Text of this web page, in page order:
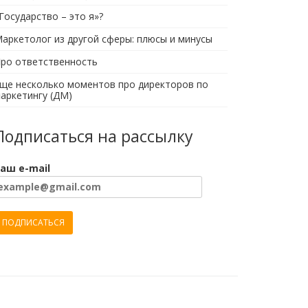
– это я»?
из другой сферы: плюсы и минусы
ответственность
несколько моментов про директоров по
(ДМ)
на рассылку
e-mail